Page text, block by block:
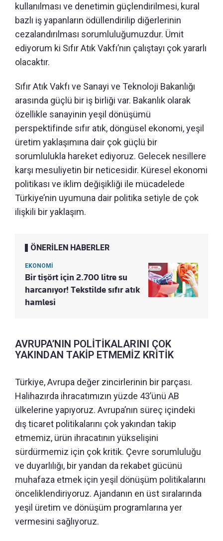
kullanılması ve denetimin güçlendirilmesi, kural
bazlı iş yapanların ödüllendirilip diğerlerinin
cezalandırılması sorumluluğumuzdur. Ümit
ediyorum ki Sıfır Atık Vakfı’nın çalıştayı çok yararlı
olacaktır.
Sıfır Atık Vakfı ve Sanayi ve Teknoloji Bakanlığı
arasında güçlü bir iş birliği var. Bakanlık olarak
özellikle sanayinin yeşil dönüşümü
perspektifinde sıfır atık, döngüsel ekonomi, yeşil
üretim yaklaşımına dair çok güçlü bir
sorumlulukla hareket ediyoruz. Gelecek nesillere
karşı mesuliyetin bir neticesidir. Küresel ekonomi
politikası ve iklim değişikliği ile mücadelede
Türkiye’nin uyumuna dair politika setiyle de çok
ilişkili bir yaklaşım.
ÖNERİLEN HABERLER
EKONOMİ
Bir tişört için 2.700 litre su
harcanıyor! Tekstilde sıfır atık
hamlesi
AVRUPA’NIN POLİTİKALARINI ÇOK
YAKINDAN TAKİP ETMEMİZ KRİTİK
Türkiye, Avrupa değer zincirlerinin bir parçası.
Halihazırda ihracatımızın yüzde 43’ünü AB
ülkelerine yapıyoruz. Avrupa’nın süreç içindeki
dış ticaret politikalarını çok yakından takip
etmemiz, ürün ihracatının yükselişini
sürdürmemiz için çok kritik. Çevre sorumluluğu
ve duyarlılığı, bir yandan da rekabet gücünü
muhafaza etmek için yeşil dönüşüm politikalarını
önceliklendiriyoruz. Ajandanın en üst sıralarında
yeşil üretim ve dönüşüm programlarına yer
vermesini sağlıyoruz.